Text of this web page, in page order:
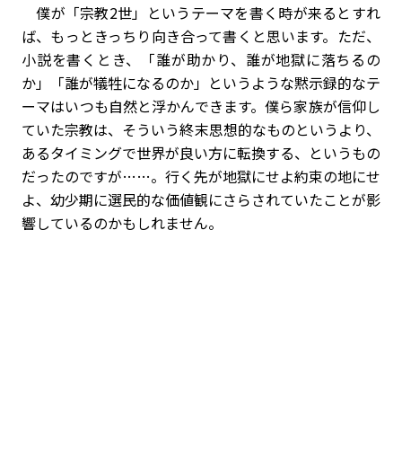
僕が「宗教2世」というテーマを書く時が来るとすれ
ば、もっときっちり向き合って書くと思います。ただ、
小説を書くとき、「誰が助かり、誰が地獄に落ちるの
か」「誰が犠牲になるのか」というような黙示録的なテ
ーマはいつも自然と浮かんできます。僕ら家族が信仰し
ていた宗教は、そういう終末思想的なものというより、
あるタイミングで世界が良い方に転換する、というもの
だったのですが……。行く先が地獄にせよ約束の地にせ
よ、幼少期に選民的な価値観にさらされていたことが影
響しているのかもしれません。